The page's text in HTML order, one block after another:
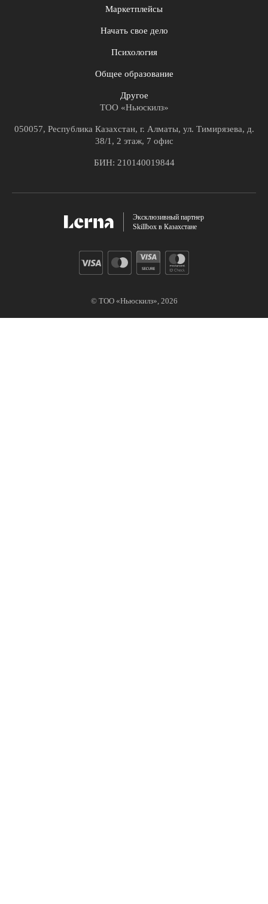
Маркетплейсы
Начать свое дело
Психология
Общее образование
Другое
ТОО «Ньюскилз»
050057, Республика Казахстан, г. Алматы, ул. Тимирязева, д.
38/1, 2 этаж, 7 офис
БИН: 210140019844
Эксклюзивный партнер
Skillbox в Казахстане
© ТОО «Ньюскилз», 2026